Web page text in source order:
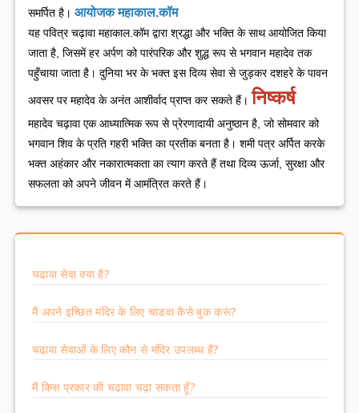
समर्पित है। आयोजक महाकाल.कॉम
यह पवित्र चढ़ावा महाकाल.कॉम द्वारा श्रद्धा और भक्ति के साथ आयोजित किया
जाता है, जिसमें हर अर्पण को पारंपरिक और शुद्ध रूप से भगवान महादेव तक
पहुँचाया जाता है। दुनिया भर के भक्त इस दिव्य सेवा से जुड़कर दशहरे के पावन
अवसर पर महादेव के अनंत आशीर्वाद प्राप्त कर सकते हैं। निष्कर्ष
महादेव चढ़ावा एक आध्यात्मिक रूप से प्रेरणादायी अनुष्ठान है, जो सोमवार को
भगवान शिव के प्रति गहरी भक्ति का प्रतीक बनता है। शमी पत्र अर्पित करके
भक्त अहंकार और नकारात्मकता का त्याग करते हैं तथा दिव्य ऊर्जा, सुरक्षा और
सफलता को अपने जीवन में आमंत्रित करते हैं।
चढावा सेवा क्या है?
मैं अपने इच्छित मंदिर के लिए चाडवा कैसे बुक करूं?
चढावा सेवाओं के लिए कौन से मंदिर उपलब्ध हैं?
मैं किस प्रकार की चढावा चढ़ा सकता हूँ?